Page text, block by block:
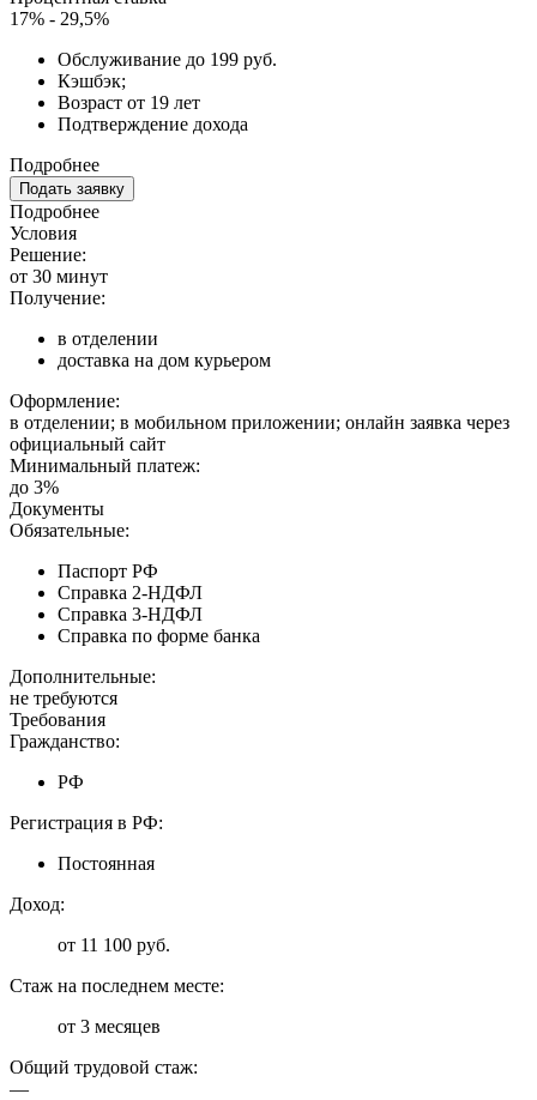
17% - 29,5%
Обслуживание до 199 руб.
Кэшбэк;
Возраст от 19 лет
Подтверждение дохода
Подробнее
Подать заявку
Подробнее
Условия
Решение:
от 30 минут
Получение:
в отделении
доставка на дом курьером
Оформление:
в отделении; в мобильном приложении; онлайн заявка через
официальный сайт
Минимальный платеж:
до 3%
Документы
Обязательные:
Паспорт РФ
Справка 2-НДФЛ
Справка 3-НДФЛ
Справка по форме банка
Дополнительные:
не требуются
Требования
Гражданство:
РФ
Регистрация в РФ:
Постоянная
Доход:
от 11 100 руб.
Стаж на последнем месте:
от 3 месяцев
Общий трудовой стаж:
—